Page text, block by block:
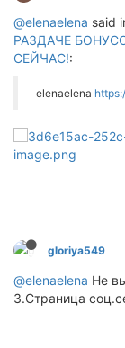
@elenaelena said
РАЗДАЧЕ
СЕЙЧАС!:
elenaelena
gloriya549
@elenaelena Не
3.Страница